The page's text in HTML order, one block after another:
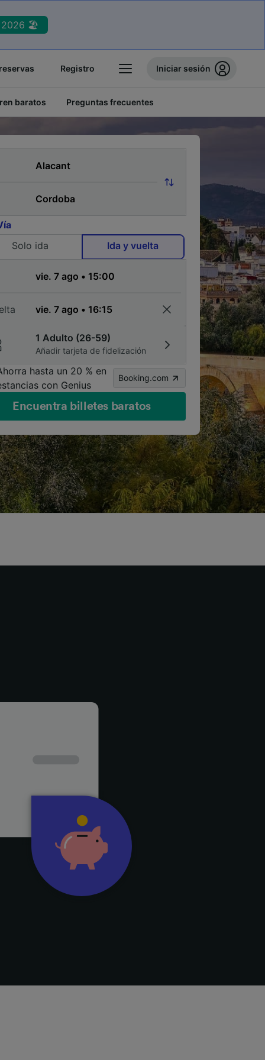
2026 🏖️
Registro Iniciar sesión
baratos Preguntas frecuentes
Solo ida
Ida y vuelta
1 Adulto (26-59)
Añadir tarjeta de fidelización
hasta un 20 % en
con Genius
Booking.com
Encuentra billetes baratos